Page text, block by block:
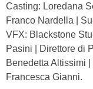
Casting: Loredana
Franco Nardella |
VFX: Blackstone
Pasini | Direttore di
Benedetta Altissimi
Francesca Gianni.